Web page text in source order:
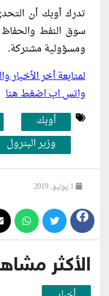
تدرك أوبك أن
سوق النفط
ومسؤولية مشتركة.
لمتابعة أخر
واتس اب اضغط هنا
أوبك
وزير البترول
الأكثر